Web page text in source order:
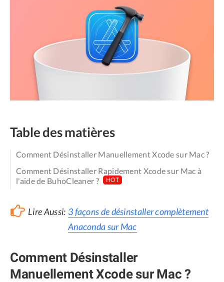
Table des matières
Comment Désinstaller Manuellement Xcode sur Mac ?
Comment Désinstaller Rapidement Xcode sur Mac à
l'aide de BuhoCleaner ?
HOT
Lire Aussi: 3 façons de désinstaller complètement
Anaconda sur Mac
Comment Désinstaller
Manuellement Xcode sur Mac ?